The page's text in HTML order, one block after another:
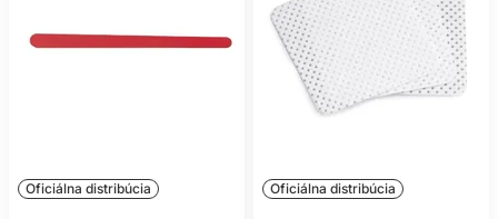
Oficiálna distribúcia Oficiálna distribúcia